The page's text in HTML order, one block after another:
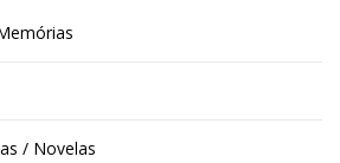
/ Novelas